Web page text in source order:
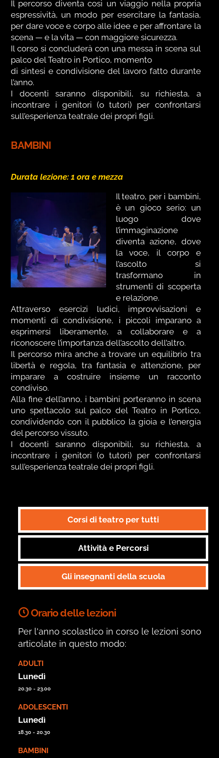
Il percorso diventa così un viaggio nella propria
espressività, un modo per esercitare la fantasia,
per dare voce e corpo alle idee e per affrontare la
scena — e la vita — con maggiore sicurezza.
Il corso si concluderà con una messa in scena sul
palco del Teatro in Portico, momento
di sintesi e condivisione del lavoro fatto durante
l’anno.
I docenti saranno disponibili, su richiesta, a
incontrare i genitori (o tutori) per confrontarsi
sull’esperienza teatrale dei propri figli.
BAMBINI
Durata lezione: 1 ora e mezza
Il teatro, per i bambini,
è un gioco serio: un
luogo dove
l’immaginazione
diventa azione, dove
la voce, il corpo e
l’ascolto si
trasformano in
strumenti di scoperta
e relazione.
Attraverso esercizi ludici, improvvisazioni e
momenti di condivisione, i piccoli imparano a
esprimersi liberamente, a collaborare e a
riconoscere l’importanza dell’ascolto dell’altro.
Il percorso mira anche a trovare un equilibrio tra
libertà e regola, tra fantasia e attenzione, per
imparare a costruire insieme un racconto
condiviso.
Alla fine dell’anno, i bambini porteranno in scena
uno spettacolo sul palco del Teatro in Portico,
condividendo con il pubblico la gioia e l’energia
del percorso vissuto.
I docenti saranno disponibili, su richiesta, a
incontrare i genitori (o tutori) per confrontarsi
sull’esperienza teatrale dei propri figli.
Corsi di teatro per tutti
Attività e Percorsi
Gli insegnanti della scuola
Orario delle lezioni
Per l'anno scolastico in corso le lezioni sono
articolate in questo modo:
ADULTI
Lunedì
20.30 - 23.00
ADOLESCENTI
Lunedì
18.30 - 20.30
BAMBINI